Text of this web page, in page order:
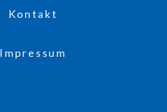
Kontakt
Impressum